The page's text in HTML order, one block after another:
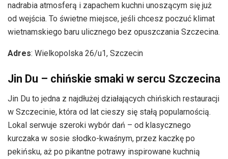
nadrabia atmosferą i zapachem kuchni unoszącym się już
od wejścia. To świetne miejsce, jeśli chcesz poczuć klimat
wietnamskiego baru ulicznego bez opuszczania Szczecina.
Adres: Wielkopolska 26/u1, Szczecin
Jin Du – chińskie smaki w sercu Szczecina
Jin Du to jedna z najdłużej działających chińskich restauracji
w Szczecinie, która od lat cieszy się stałą popularnością.
Lokal serwuje szeroki wybór dań – od klasycznego
kurczaka w sosie słodko-kwaśnym, przez kaczkę po
pekińsku, aż po pikantne potrawy inspirowane kuchnią